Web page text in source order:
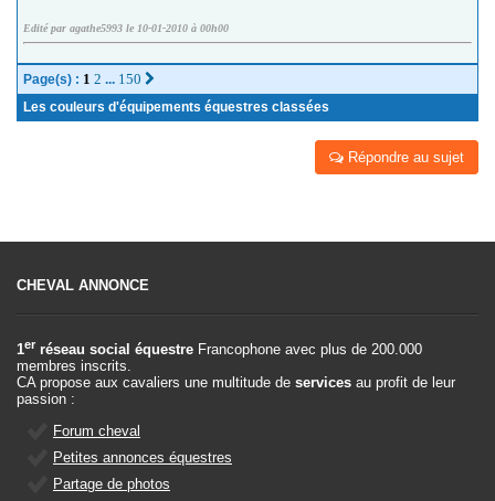
Edité par agathe5993 le 10-01-2010 à 00h00
Page(s) : 1 2 ... 150
Les couleurs d'équipements équestres classées
Répondre au sujet
CHEVAL ANNONCE
1er réseau social équestre Francophone avec plus de 200.000
membres inscrits.
CA propose aux cavaliers une multitude de services au profit de leur
passion :
Forum cheval
Petites annonces équestres
Partage de photos